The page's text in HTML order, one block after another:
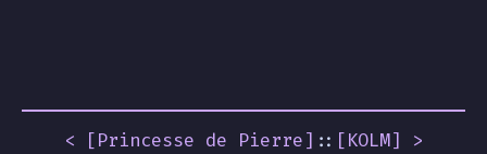
< [Princesse de Pierre] :: [KOLM] >